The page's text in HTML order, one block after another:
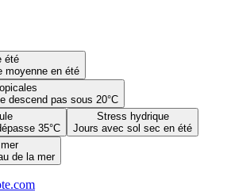
été
moyenne en été
descend pas sous 20°C
35°C
Stress hydrique
Jours avec sol sec en été
de la mer